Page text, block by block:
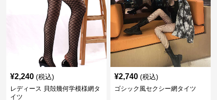
¥2,240 (税込)
レディース 貝殻幾何学模様網タ
イツ
¥2,740 (税込)
ゴシック風セクシー網タイツ